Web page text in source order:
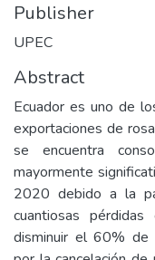
Publisher
UPEC
Abstract
Ecuador es uno de
exportaciones de
se encuentra
mayormente
2020 debido a la
cuantiosas
disminuir el 60% de